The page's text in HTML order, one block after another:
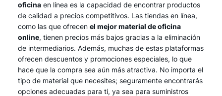
oficina en línea es la capacidad de encontrar productos
de calidad a precios competitivos. Las tiendas en línea,
como las que ofrecen el mejor material de oficina
online, tienen precios más bajos gracias a la eliminación
de intermediarios. Además, muchas de estas plataformas
ofrecen descuentos y promociones especiales, lo que
hace que la compra sea aún más atractiva. No importa el
tipo de material que necesites; seguramente encontrarás
opciones adecuadas para ti, ya sea para suministros